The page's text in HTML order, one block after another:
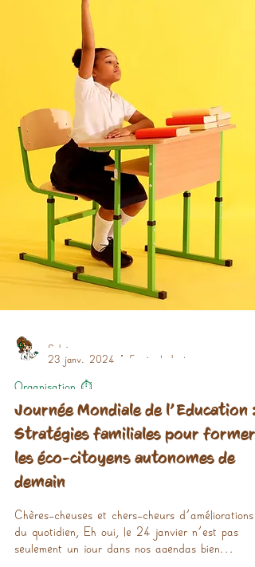
Sylvie
23 janv. 2024 5 min de lecture
Organisation ⏱️
Journée Mondiale de l’Education :
Stratégies familiales pour former
les éco-citoyens autonomes de
demain
Chères-cheuses et chers-cheurs d'améliorations
du quotidien, Eh oui, le 24 janvier n'est pas
seulement un jour dans nos agendas bien...